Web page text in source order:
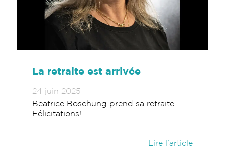
La retraite est arrivée
24 juin 2025
Beatrice Boschung prend sa retraite.
Félicitations!
Lire l'article